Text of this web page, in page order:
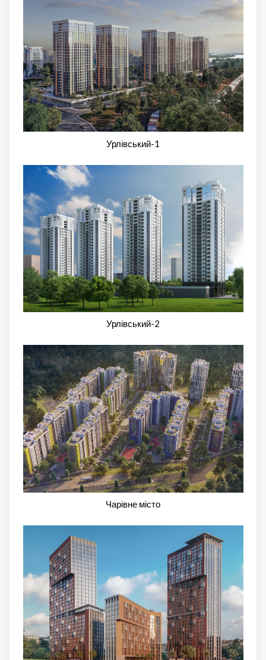
Урлівський-1
Урлівський-2
Чарівне місто